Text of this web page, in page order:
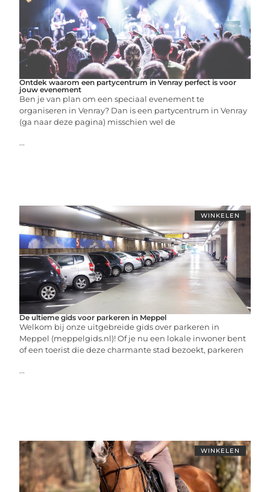
Ontdek waarom een partycentrum in Venray perfect is voor
jouw evenement
Ben je van plan om een speciaal evenement te
organiseren in Venray? Dan is een partycentrum in Venray
(ga naar deze pagina) misschien wel de
...
WINKELEN
De ultieme gids voor parkeren in Meppel
Welkom bij onze uitgebreide gids over parkeren in
Meppel (meppelgids.nl)! Of je nu een lokale inwoner bent
of een toerist die deze charmante stad bezoekt, parkeren
...
WINKELEN